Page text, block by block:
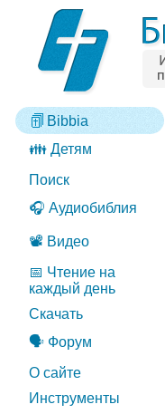
Bibbia
👪 Детям
Поиск
🎧 Аудиобиблия
📽️ Видео
📅 Чтение на
каждый день
Скачать
🗣️ Форум
О сайте
Инструменты